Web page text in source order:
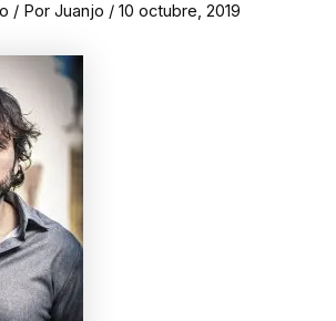
/ Por Juanjo / 10 octubre, 2019